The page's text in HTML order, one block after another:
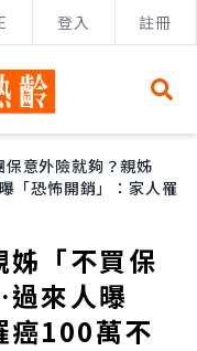
登入 註冊
保意外險就夠？親姊
「恐怖開銷」：家人罹
姊「不買保
來人曝
癌100萬不